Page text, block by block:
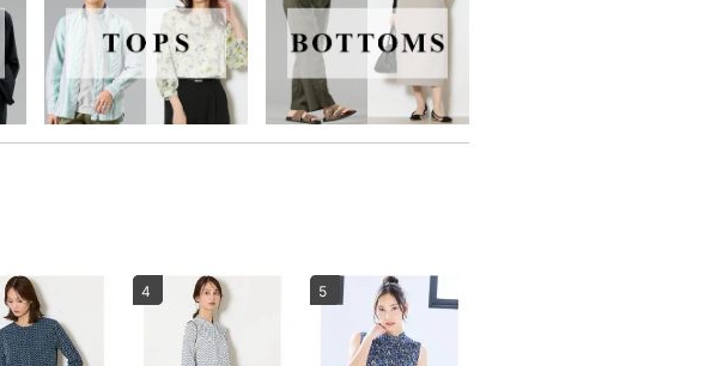
4 5